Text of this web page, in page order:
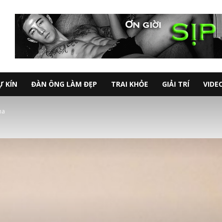
KÍN ĐÀN ÔNG LÀM ĐẸP TRAI KHỎE GIẢI TRÍ